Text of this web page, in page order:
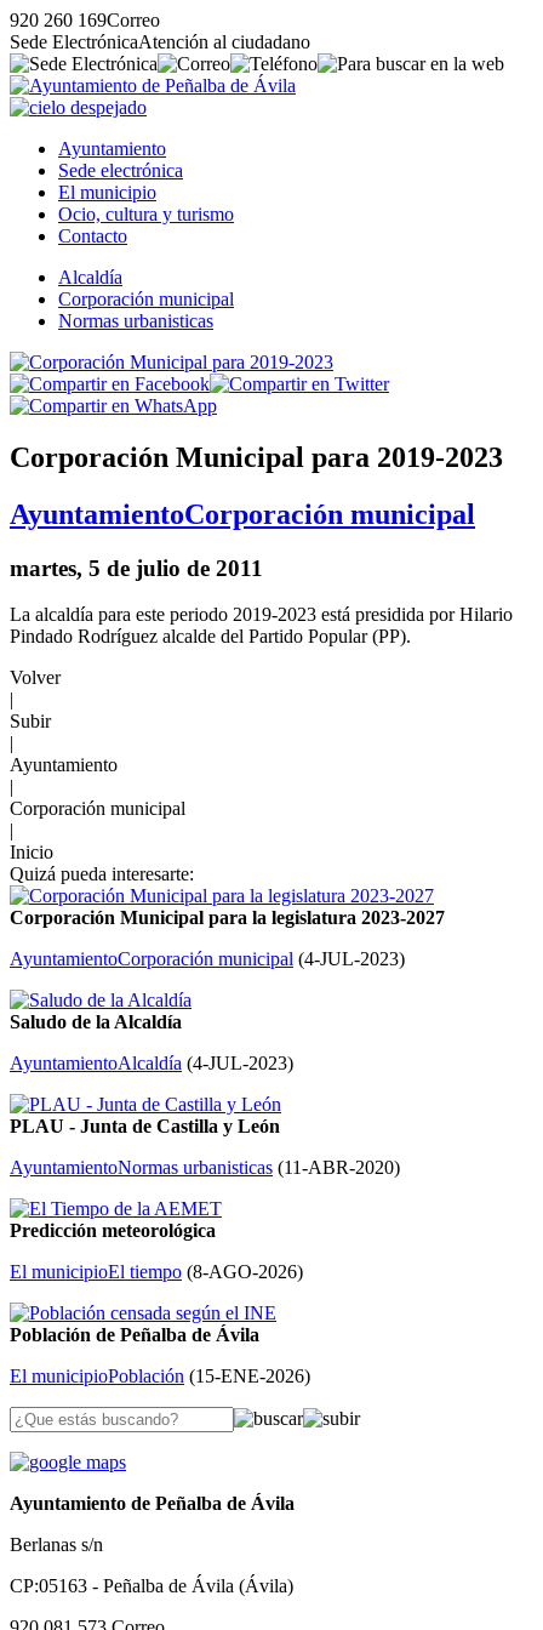
920 260 169Correo
Sede ElectrónicaAtención al ciudadano
Ayuntamiento
Sede electrónica
El municipio
Ocio, cultura y turismo
Contacto
Alcaldía
Corporación municipal
Normas urbanisticas
Corporación Municipal para 2019-2023
AyuntamientoCorporación municipal
martes, 5 de julio de 2011
La alcaldía para este periodo 2019-2023 está presidida por Hilario
Pindado Rodríguez alcalde del Partido Popular (PP).
Volver
|
Subir
|
Ayuntamiento
|
Corporación municipal
|
Inicio
Quizá pueda interesarte:
Corporación Municipal para la legislatura 2023-2027
AyuntamientoCorporación municipal (4-JUL-2023)
Saludo de la Alcaldía
AyuntamientoAlcaldía (4-JUL-2023)
PLAU - Junta de Castilla y León
AyuntamientoNormas urbanisticas (11-ABR-2020)
Predicción meteorológica
El municipioEl tiempo (8-AGO-2026)
Población de Peñalba de Ávila
El municipioPoblación (15-ENE-2026)
Ayuntamiento de Peñalba de Ávila
Berlanas s/n
CP:05163 - Peñalba de Ávila (Ávila)